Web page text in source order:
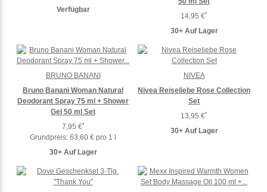
Verfügbar
14,95 €*
30+ Auf Lager
Bruno Banani Woman Natural
Deodorant Spray 75 ml + Shower
Gel 50 ml Set
7,95 €*
Grundpreis: 63,60 € pro 1 l
30+ Auf Lager
BRUNO BANANI
Nivea Reiseliebe Rose Collection
Set
13,95 €*
30+ Auf Lager
NIVEA